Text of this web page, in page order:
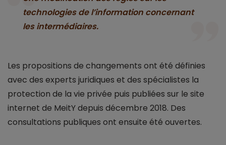
technologies de l’information concernant
les intermédiaires.
Les propositions de changements ont été définies
avec des experts juridiques et des spécialistes la
protection de la vie privée puis publiées sur le site
internet de MeitY depuis décembre 2018. Des
consultations publiques ont ensuite été ouvertes.